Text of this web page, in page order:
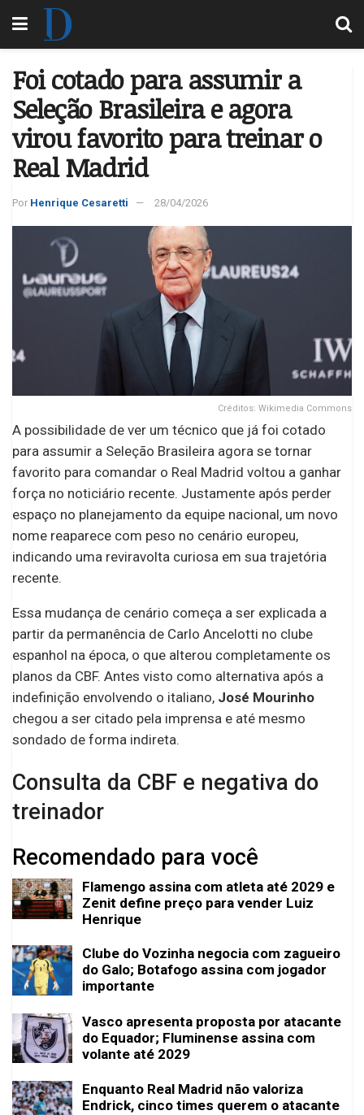
Foi cotado para assumir a
Seleção Brasileira e agora
virou favorito para treinar o
Real Madrid
Por Henrique Cesaretti 28/04/2026
Créditos: Wikimedia Commons
A possibilidade de ver um técnico que já foi cotado
para assumir a Seleção Brasileira agora se tornar
favorito para comandar o Real Madrid voltou a ganhar
força no noticiário recente. Justamente após perder
espaço no planejamento da equipe nacional, um novo
nome reaparece com peso no cenário europeu,
indicando uma reviravolta curiosa em sua trajetória
recente.
Essa mudança de cenário começa a ser explicada a
partir da permanência de Carlo Ancelotti no clube
espanhol na época, o que alterou completamente os
planos da CBF. Antes visto como alternativa após a
indefinição envolvendo o italiano, José Mourinho
chegou a ser citado pela imprensa e até mesmo
sondado de forma indireta.
Consulta da CBF e negativa do
treinador
Recomendado para você
Flamengo assina com atleta até 2029 e
Zenit define preço para vender Luiz
Henrique
Clube do Vozinha negocia com zagueiro
do Galo; Botafogo assina com jogador
importante
Vasco apresenta proposta por atacante
do Equador; Fluminense assina com
volante até 2029
Enquanto Real Madrid não valoriza
Endrick, cinco times querem o atacante